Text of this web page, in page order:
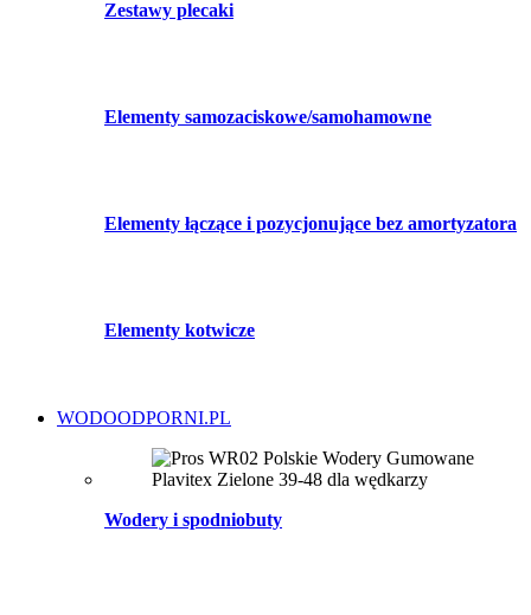
Zestawy plecaki
Elementy samozaciskowe/samohamowne
Elementy łączące i pozycjonujące bez amortyzatora
Elementy kotwicze
WODOODPORNI.PL
Wodery i spodniobuty